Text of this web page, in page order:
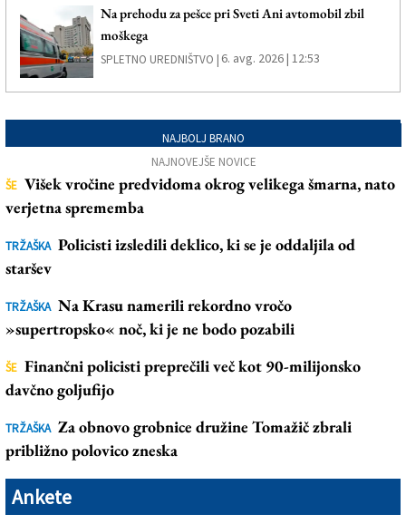
Na prehodu za pešce pri Sveti Ani avtomobil zbil
moškega
SPLETNO UREDNIŠTVO | 6. avg. 2026 | 12:53
NAJBOLJ BRANO
NAJNOVEJŠE NOVICE
ŠE Višek vročine predvidoma okrog velikega šmarna, nato
verjetna sprememba
TRŽAŠKA Policisti izsledili deklico, ki se je oddaljila od
staršev
TRŽAŠKA Na Krasu namerili rekordno vročo
»supertropsko« noč, ki je ne bodo pozabili
ŠE Finančni policisti preprečili več kot 90-milijonsko
davčno goljufijo
TRŽAŠKA Za obnovo grobnice družine Tomažič zbrali
približno polovico zneska
Ankete